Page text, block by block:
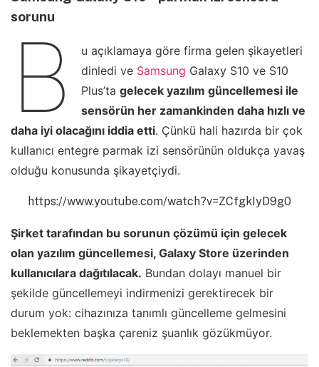
sorunu
B
u açıklamaya göre firma gelen şikayetleri
dinledi ve Samsung Galaxy S10 ve S10
Plus’tagelecek yazılım güncellemesi ile
sensörün her zamankinden daha hızlı ve
daha iyi olacağını iddia etti. Çünkü hali hazırda bir çok
kullanıcı entegre parmak izi sensörünün oldukça yavaş
olduğu konusunda şikayetçiydi.
https://www.youtube.com/watch?v=ZCfgkIyD9g0
Şirket tarafından bu sorunun çözümü için gelecek
olan yazılım güncellemesi, Galaxy Store üzerinden
kullanıcılara dağıtılacak. Bundan dolayı manuel bir
şekilde güncellemeyi indirmenizi gerektirecek bir
durum yok: cihazınıza tanımlı güncelleme gelmesini
beklemekten başka çareniz şuanlık gözükmüyor.